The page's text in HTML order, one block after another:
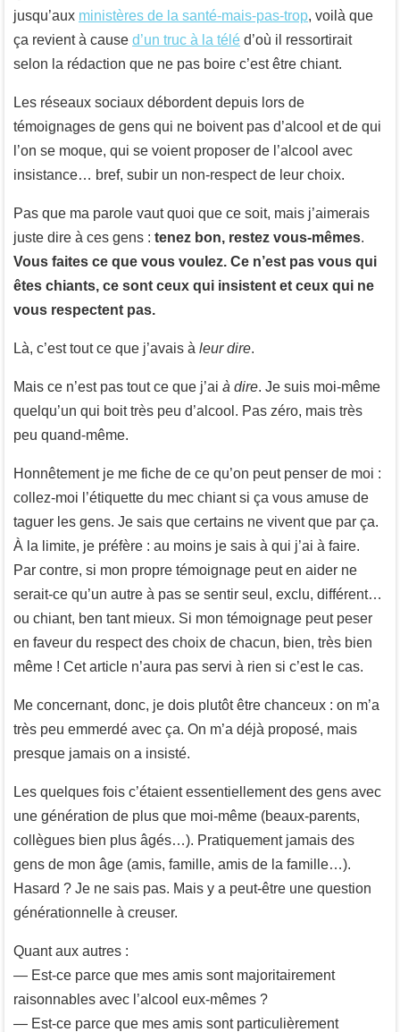
jusqu’aux ministères de la santé-mais-pas-trop, voilà que
ça revient à cause d’un truc à la télé d’où il ressortirait
selon la rédaction que ne pas boire c’est être chiant.
Les réseaux sociaux débordent depuis lors de
témoignages de gens qui ne boivent pas d’alcool et de qui
l’on se moque, qui se voient proposer de l’alcool avec
insistance… bref, subir un non-respect de leur choix.
Pas que ma parole vaut quoi que ce soit, mais j’aimerais
juste dire à ces gens : tenez bon, restez vous-mêmes.
Vous faites ce que vous voulez. Ce n’est pas vous qui
êtes chiants, ce sont ceux qui insistent et ceux qui ne
vous respectent pas.
Là, c’est tout ce que j’avais à leur dire.
Mais ce n’est pas tout ce que j’ai à dire. Je suis moi-même
quelqu’un qui boit très peu d’alcool. Pas zéro, mais très
peu quand-même.
Honnêtement je me fiche de ce qu’on peut penser de moi :
collez-moi l’étiquette du mec chiant si ça vous amuse de
taguer les gens. Je sais que certains ne vivent que par ça.
À la limite, je préfère : au moins je sais à qui j’ai à faire.
Par contre, si mon propre témoignage peut en aider ne
serait-ce qu’un autre à pas se sentir seul, exclu, différent…
ou chiant, ben tant mieux. Si mon témoignage peut peser
en faveur du respect des choix de chacun, bien, très bien
même ! Cet article n’aura pas servi à rien si c’est le cas.
Me concernant, donc, je dois plutôt être chanceux : on m’a
très peu emmerdé avec ça. On m’a déjà proposé, mais
presque jamais on a insisté.
Les quelques fois c’étaient essentiellement des gens avec
une génération de plus que moi-même (beaux-parents,
collègues bien plus âgés…). Pratiquement jamais des
gens de mon âge (amis, famille, amis de la famille…).
Hasard ? Je ne sais pas. Mais y a peut-être une question
générationnelle à creuser.
Quant aux autres :
— Est-ce parce que mes amis sont majoritairement
raisonnables avec l’alcool eux-mêmes ?
— Est-ce parce que mes amis sont particulièrement